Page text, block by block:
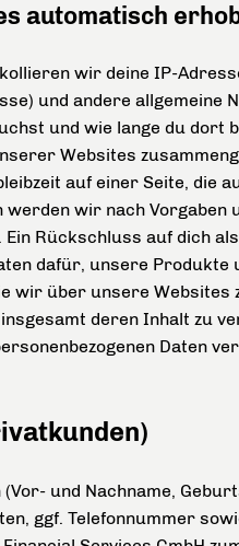
automatisch
wir deine IP-
und andere allgemeine
und wie lange du dort
Websites
auf einer Seite, die
werden wir nach
Rückschluss auf dich
dafür, unsere Produkte
wir über unsere Websites
deren Inhalt zu
Daten
und Nachname,
ggf. Telefonnummer